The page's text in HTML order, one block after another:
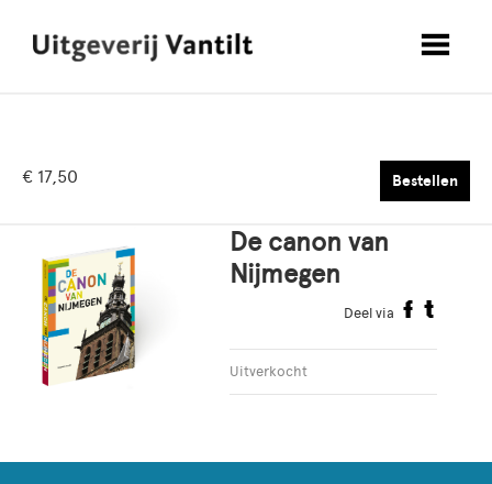
€ 17,50 Bestellen
De canon van
Nijmegen
Deel via
Uitverkocht